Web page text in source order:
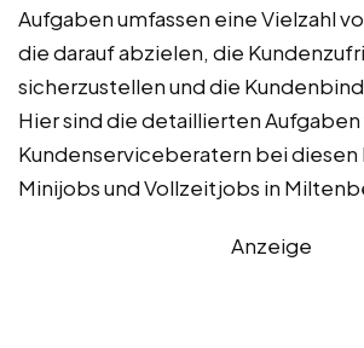
Aufgaben umfassen eine Vielzahl
die darauf abzielen, die
sicherzustellen und die
Hier sind die detaillierten Aufgaben
Kundenserviceberatern bei
Minijobs und Vollzeitjobs in
Anzeige